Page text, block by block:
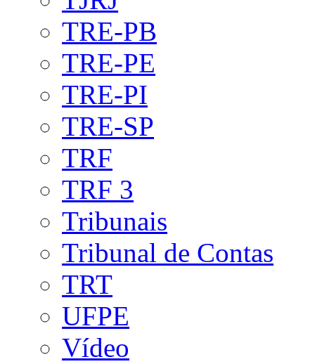
TRE-PB
TRE-PE
TRE-PI
TRE-SP
TRF
TRF 3
Tribunais
Tribunal de Contas
TRT
UFPE
Vídeo